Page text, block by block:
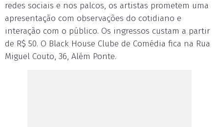
redes sociais e nos palcos, os artistas prometem uma
apresentação com observações do cotidiano e
interação com o público. Os ingressos custam a partir
de R$ 50. O Black House Clube de Comédia fica na Rua
Miguel Couto, 36, Além Ponte.